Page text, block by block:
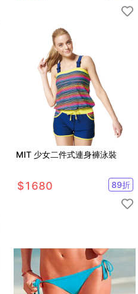
MIT 少女二件式連身褲泳裝
$1680 89折